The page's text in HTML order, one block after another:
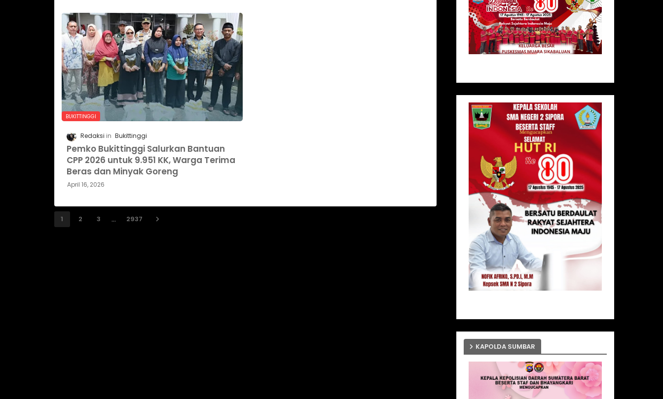
BUKITTINGGI
Redaksi Bukittinggi
Pemko Bukittinggi Salurkan Bantuan
CPP 2026 untuk 9.951 KK, Warga Terima
Beras dan Minyak Goreng
April 16, 2026
1 2 3 ... 2937
KAPOLDA SUMBAR